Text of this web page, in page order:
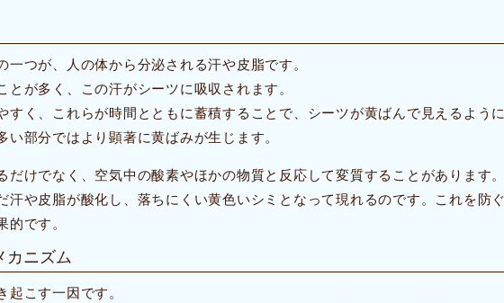
つが、人の体から分泌される汗や皮脂です。
が多く、この汗がシーツに吸収されます。
すく、これらが時間とともに蓄積することで、シーツが黄ばんで見えるように
部分ではより顕著に黄ばみが生じます。
けでなく、空気中の酸素やほかの物質と反応して変質することがあります。
汗や皮脂が酸化し、落ちにくい黄色いシミとなって現れるのです。これを防
です。
カニズム
こす一因です。